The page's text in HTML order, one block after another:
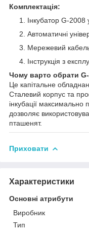
Комплектація:
Інкубатор G-2008
Автоматичні
Мережевий
Інструкція з
Чому варто обрати
Це капітальне
Сталевий корпус та
інкубації
дозволяє
пташенят.
Приховати
Характеристики
Основні атрибути
Виробник
Тип